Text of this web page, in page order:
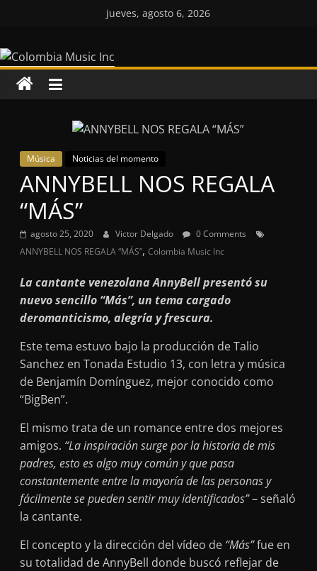
jueves, agosto 6, 2026
Colombia
Music
Colombia
Music
Inc
Música Noticias del momento
ANNYBELL NOS REGALA
“MÁS”
agosto 25, 2020 Victor Delgado
0 Comments
ANNYBELL NOS REGALA “MÁS”,Colombia Music Inc
La cantante venezolana AnnyBell presentó su
nuevo sencillo “Más”, un tema cargado
deromanticismo, alegría y frescura.
Este tema estuvo bajo la producción de Talio
Sanchez en Tonada Estudio 13, con letra y música
de Benjamín Domínguez, mejor conocido como
“BigBen”.
El mismo trata de un romance entre dos mejores
amigos. “La inspiración surge por la historia de mis
padres, esto es algo muy común y que pasa
constantemente entre la mayoría de las personas y
fácilmente se pueden sentir muy identificados”– señaló
la cantante.
El concepto y la dirección del vídeo de “Más”fue en
su totalidad de AnnyBell donde buscó reflejar de